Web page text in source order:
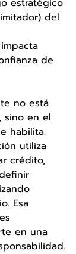
estratégico
del
de
no está
sino en el
habilita.
utiliza
crédito,
Esa
en una